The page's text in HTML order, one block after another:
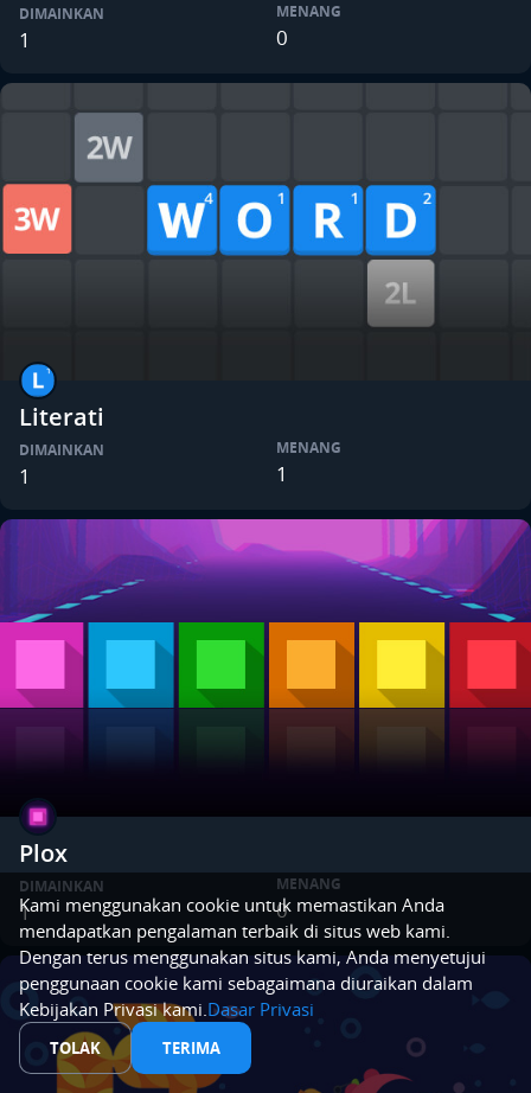
DIMAINKAN
1
MENANG
0
Literati
DIMAINKAN
1
MENANG
1
Plox
DIMAINKAN
1
MENANG
0
Kami menggunakan cookie untuk memastikan Anda
mendapatkan pengalaman terbaik di situs web kami.
Dengan terus menggunakan situs kami, Anda menyetujui
penggunaan cookie kami sebagaimana diuraikan dalam
Kebijakan Privasi kami.Dasar Privasi
TOLAK TERIMA